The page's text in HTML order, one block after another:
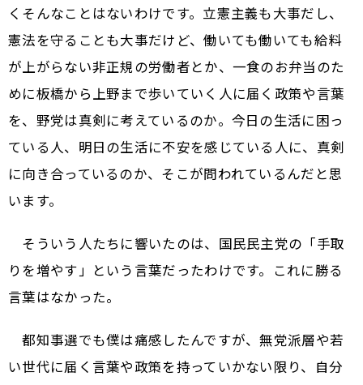
くそんなことはないわけです。立憲主義も大事だし、
憲法を守ることも大事だけど、働いても働いても給料
が上がらない非正規の労働者とか、一食のお弁当のた
めに板橋から上野まで歩いていく人に届く政策や言葉
を、野党は真剣に考えているのか。今日の生活に困っ
ている人、明日の生活に不安を感じている人に、真剣
に向き合っているのか、そこが問われているんだと思
います。
そういう人たちに響いたのは、国民民主党の「手取
りを増やす」という言葉だったわけです。これに勝る
言葉はなかった。
都知事選でも僕は痛感したんですが、無党派層や若
い世代に届く言葉や政策を持っていかない限り、自分